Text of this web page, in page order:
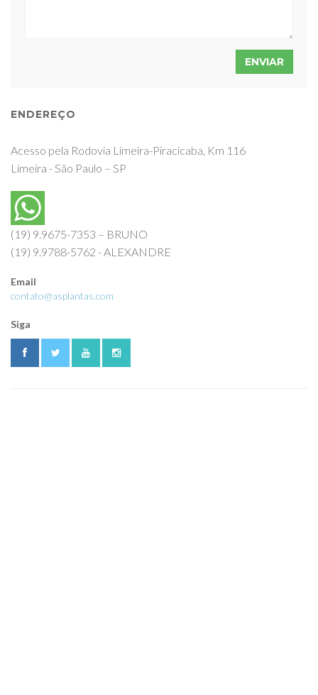
ENVIAR
ENDEREÇO
Acesso pela Rodovia Limeira-Piracicaba, Km 116
Limeira - São Paulo – SP
(19) 9.9675-7353 – BRUNO
(19) 9.9788-5762 - ALEXANDRE
Email
contato@asplantas.com
Siga